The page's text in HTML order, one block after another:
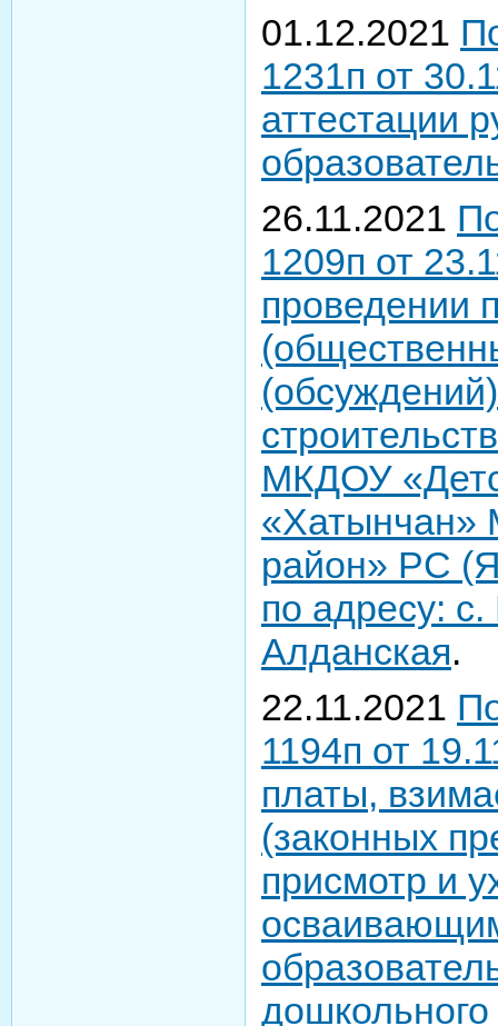
01.12.2021
1231п от
аттестации
26.11.2021
1209п от
проведении
МКДОУ
«Хатынчан»
район» РС
по адресу: с.
Алданская.
22.11.2021
1194п от
платы,
(законных
присмотр и